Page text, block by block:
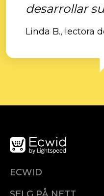
desarrollar
Linda B., lectora
ECWID